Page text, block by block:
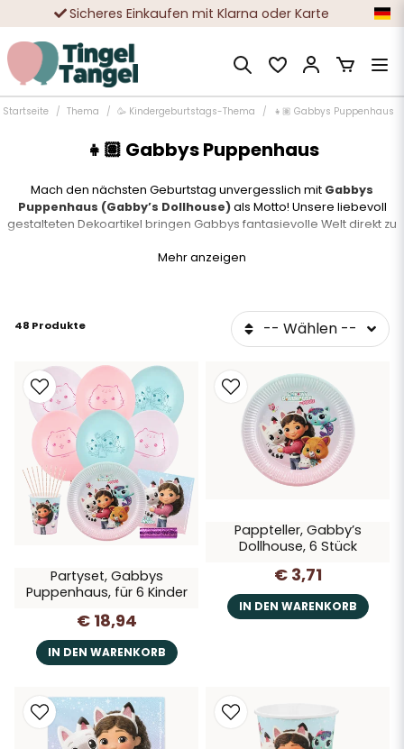
Sicheres Einkaufen mit Klarna oder Karte
Zehntausende zufriedene Kunden
Startseite Thema 🥳 Kindergeburtstags-Thema 👧🏽 Gabbys Puppenhaus
👧🏽 Gabbys Puppenhaus
Mach den nächsten Geburtstag unvergesslich mit Gabbys
Puppenhaus (Gabby’s Dollhouse)als Motto! Unsere liebevoll
gestalteten Dekoartikel bringen Gabbys fantasievolle Welt direkt zu
Alles für deine Gabby-Party:
Dekorationen mit Figuren aus der Serie
Bunte Ballons, Teller und Servietten
Mitgebselbeutel für Süßes oder kleine Geschenke
Komplett-Sets für einfache Planung
Einladungskarten, die Vorfreude wecken
Eine Bastelstation mit Minihäusern oder Katzenohren sorgt für
kreative Unterhaltung – und ein strahlendes Geburtstagskind!
Mehr anzeigen
48 Produkte -- Wählen --
Partyset, Gabbys
Puppenhaus, für 6 Kinder
€ 18,94
IN DEN WARENKORB
Pappteller, Gabby’s
Dollhouse, 6 Stück
€ 3,71
IN DEN WARENKORB